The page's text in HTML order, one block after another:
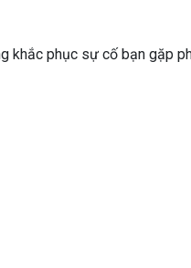
khắc phục sự cố bạn gặp